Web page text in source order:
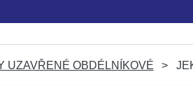
UZAVŘENÉ OBDÉLNÍKOVÉ